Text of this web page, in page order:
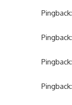
Pingback:
Pingback:
Pingback:
Pingback: